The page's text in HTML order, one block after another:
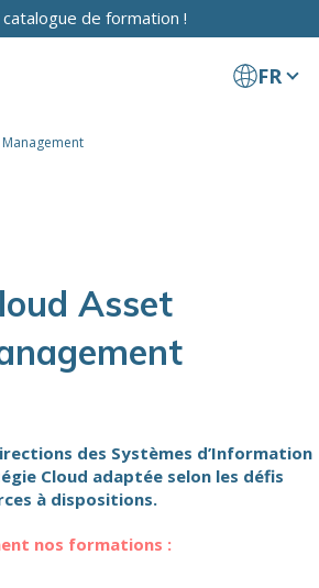
de formation !
FR
Asset
des Systèmes d’Information
Cloud adaptée selon les défis
à dispositions.
nos formations :